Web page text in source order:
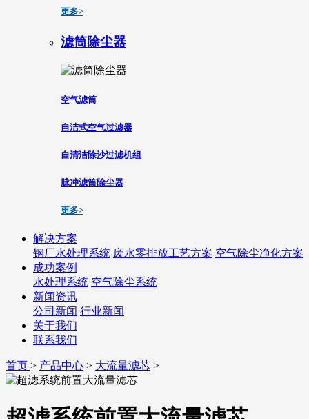
更多>
滤筒除尘器
空气滤筒
自洁式空气过滤器
自清洁除沙过滤机组
脉冲滤筒除尘器
更多>
解决方案
钢厂水处理系统 废水零排放工艺方案 空气除尘净化方案
成功案例
水处理系统 空气除尘系统
新闻资讯
公司新闻 行业新闻
关于我们
联系我们
首页 > 产品中心 > 大流量滤芯 >